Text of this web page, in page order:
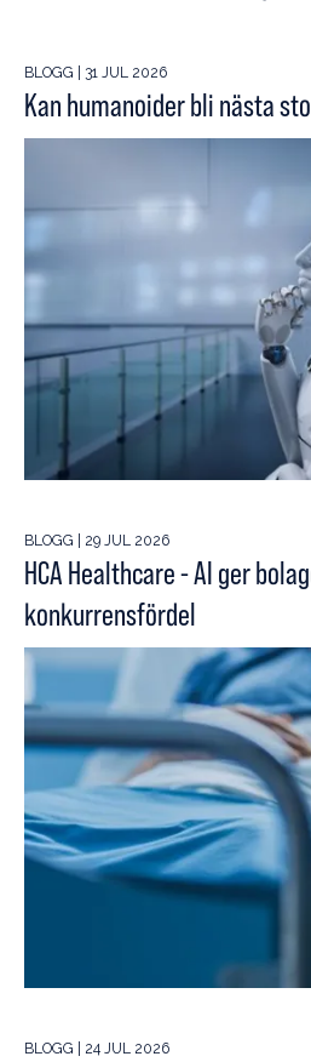
BLOGG | 31 JUL 2026
Kan humanoider bli nästa
BLOGG | 29 JUL 2026
HCA Healthcare - AI ger
konkurrensfördel
BLOGG | 24 JUL 2026